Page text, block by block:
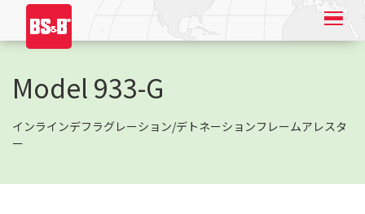
Model 933-G
インラインデフラグレーション/デトネーションフレームアレスタ
ー